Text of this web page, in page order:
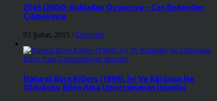
2046 (2004): Kukladan Oyuncuya – Can Bedenden
Çıkmayınca
03 Şubat, 2015 / Eleştiriler
Natural Born Killers (1994): İyi Ve Kötünün Ne
Olduğunu Bilen Ama Umursamayan İnsanlar